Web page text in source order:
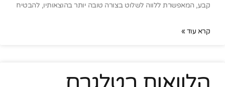
קבע, המאפשרת ללווה לשלוט בצורה טובה יותר בהוצאותיו, להבטיח
קרא עוד »